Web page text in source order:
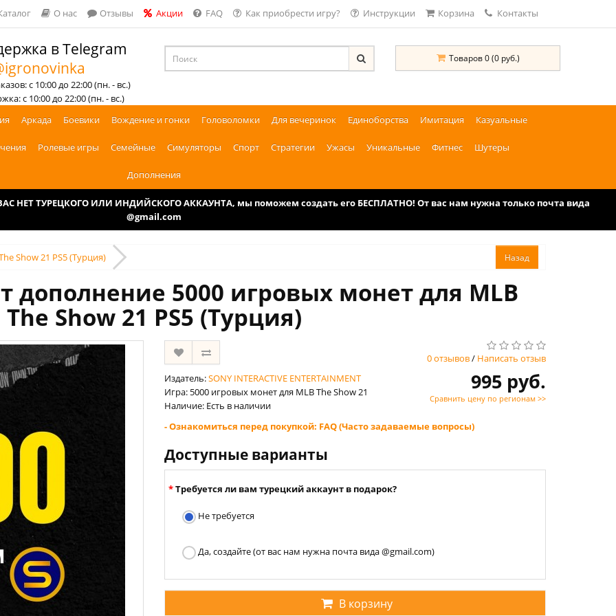
О нас Отзывы Акции FAQ Как приобрести игру? Инструкции Корзина Контакты
в Telegram
с 10:00 до 22:00 (пн. - вс.)
с 10:00 до 22:00 (пн. - вс.)
Товаров 0 (0 руб.)
Аркада Боевики Вождение и гонки Головоломки Для вечеринок Единоборства Имитация Казуальные
Ролевые игры Семейные Симуляторы Спорт Стратегии Ужасы Уникальные Фитнес Шутеры
Дополнения
НЕТ ТУРЕЦКОГО ИЛИ ИНДИЙСКОГО АККАУНТА, мы поможем создать его БЕСПЛАТНО! От вас нам нужна только почта вида
@gmail.com
Show 21 PS5 (Турция)
дополнение ‎5000 игровых монет для MLB
The Show 21 PS5 (Турция)
0 отзывов/ Написать отзыв
Издатель:SONY INTERACTIVE ENTERTAINMENT
Игра: ‎5000 игровых монет для MLB The Show 21
Наличие: Есть в наличии
995 руб.
Сравнить цену по регионам >>
- Ознакомиться перед покупкой: FAQ (Часто задаваемые вопросы)
Доступные варианты
Требуется ли вам турецкий аккаунт в подарок?
Не требуется
Да, создайте (от вас нам нужна почта вида @gmail.com)
В корзину